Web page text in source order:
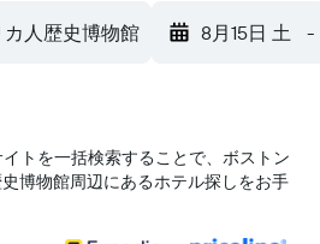
人歴史博物館 8月15日 土 -
イトを一括検索することで、ボストン​
博物館​周辺にあるホテル探しをお手